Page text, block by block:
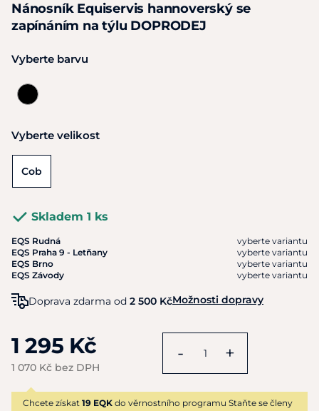
Nánosník Equiservis hannoverský se
zapínáním na týlu DOPRODEJ
Vyberte barvu
Vyberte velikost
Cob
Skladem 1 ks
EQS Rudná
vyberte variantu
EQS Praha 9 - Letňany
vyberte variantu
EQS Brno
vyberte variantu
EQS Závody
vyberte variantu
Doprava zdarma od 2 500 KčMožnosti dopravy
1 295 Kč
1 070 Kč bez DPH
- +
Chcete získat 19 EQK do věrnostního programu Staňte se členy